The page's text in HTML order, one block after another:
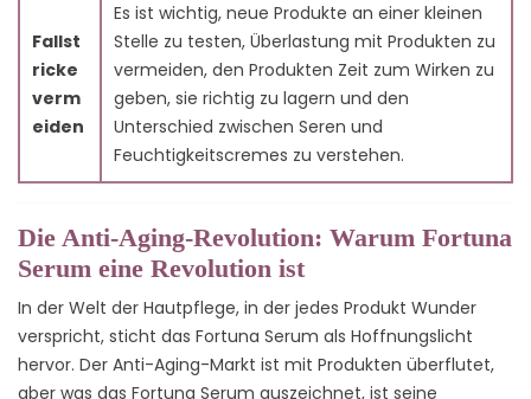
Fallst
ricke
verm
eiden
Es ist wichtig, neue Produkte an einer kleinen
Stelle zu testen, Überlastung mit Produkten zu
vermeiden, den Produkten Zeit zum Wirken zu
geben, sie richtig zu lagern und den
Unterschied zwischen Seren und
Feuchtigkeitscremes zu verstehen.
Die Anti-Aging-Revolution: Warum Fortuna
Serum eine Revolution ist
In der Welt der Hautpflege, in der jedes Produkt Wunder
verspricht, sticht das Fortuna Serum als Hoffnungslicht
hervor. Der Anti-Aging-Markt ist mit Produkten überflutet,
aber was das Fortuna Serum auszeichnet, ist seine